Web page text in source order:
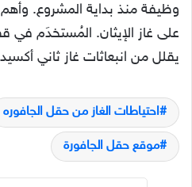
وظيفة منذ بداية المشروع.
على غاز الإيثان. المُستخدَم في
يقلل من انبعاثات غاز ثاني
احتياطات الغاز من حقل الجافوره
موقع حقل الجافورة